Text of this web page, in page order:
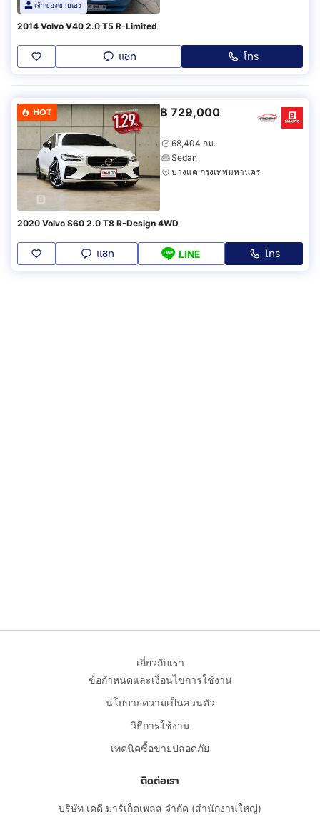
เจ้าของขายเอง
2014 Volvo V40 2.0 T5 R-Limited
แชท โทร
HOT ฿ 729,000
68,404 กม.
Sedan
บางแค กรุงเทพมหานคร
2020 Volvo S60 2.0 T8 R-Design 4WD
แชท LINE โทร
เกี่ยวกับเรา
ข้อกำหนดและเงื่อนไขการใช้งาน
นโยบายความเป็นส่วนตัว
วิธีการใช้งาน
เทคนิคซื้อขายปลอดภัย
ติดต่อเรา
บริษัท เคดี มาร์เก็ตเพลส จำกัด (สำนักงานใหญ่)